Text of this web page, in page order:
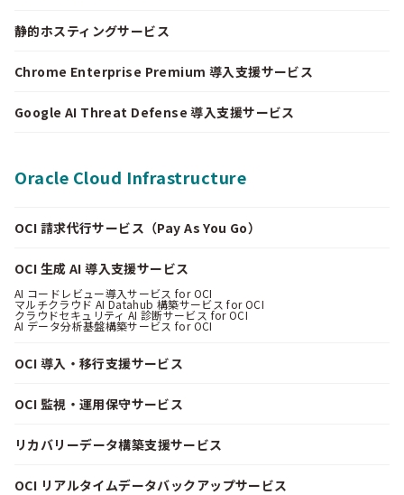
静的ホスティングサービス
Chrome Enterprise Premium 導入支援サービス
Google AI Threat Defense 導入支援サービス
Oracle Cloud Infrastructure
OCI 請求代行サービス（Pay As You Go）
OCI 生成 AI 導入支援サービス
AI コードレビュー導入サービス for OCI
マルチクラウド AI Datahub 構築サービス for OCI
クラウドセキュリティ AI 診断サービス for OCI
AI データ分析基盤構築サービス for OCI
OCI 導入・移行支援サービス
OCI 監視・運用保守サービス
リカバリーデータ構築支援サービス
OCI リアルタイムデータバックアップサービス